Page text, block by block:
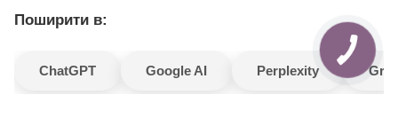
Поширити в:
ChatGPT Google AI Perplexity